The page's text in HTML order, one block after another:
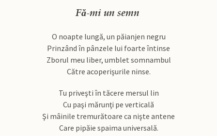
Fă-mi un semn
O noapte lungă, un păianjen negru
Prinzând în pânzele lui foarte întinse
Zborul meu liber, umblet somnambul
Către acoperişurile ninse.
Tu priveşti în tăcere mersul lin
Cu paşi mărunţi pe verticală
Şi mâinile tremurătoare ca nişte antene
Care pipăie spaima universală.